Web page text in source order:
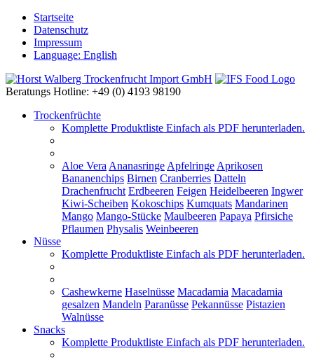
Startseite
Datenschutz
Impressum
Language: English
Beratungs Hotline: +49 (0) 4193 98190
Trockenfrüchte
Komplette Produktliste Einfach als PDF herunterladen.
Aloe Vera Ananasringe Apfelringe Aprikosen
Bananenchips Birnen Cranberries Datteln
Drachenfrucht Erdbeeren Feigen Heidelbeeren Ingwer
Kiwi-Scheiben Kokoschips Kumquats Mandarinen
Mango Mango-Stücke Maulbeeren Papaya Pfirsiche
Pflaumen Physalis Weinbeeren
Nüsse
Komplette Produktliste Einfach als PDF herunterladen.
Cashewkerne Haselnüsse Macadamia Macadamia
gesalzen Mandeln Paranüsse Pekannüsse Pistazien
Walnüsse
Snacks
Komplette Produktliste Einfach als PDF herunterladen.